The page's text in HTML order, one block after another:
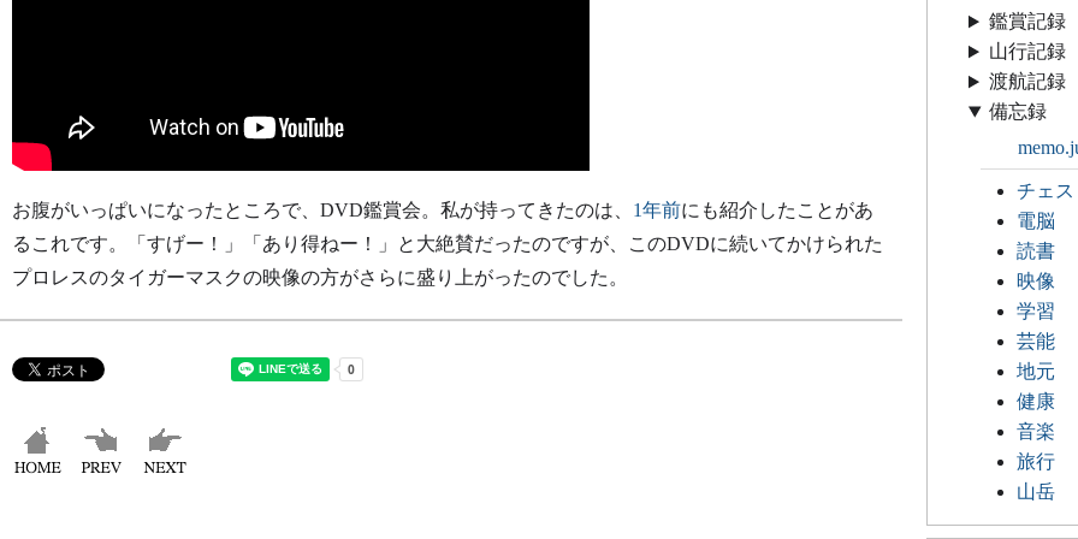
お腹がいっぱいになったところで、DVD鑑賞会。私が持ってきたのは、 1年前にも紹介したことがあ
るこれです。「すげー！」「あり得ねー！」と大絶賛だったのですが、このDVDに続いてかけられた
プロレスのタイガーマスクの映像の方がさらに盛り上がったのでした。
鑑賞記録
山行記録
渡航記録
備忘録
チェス
電脳
読書
映像
学習
芸能
地元
健康
音楽
旅行
山岳